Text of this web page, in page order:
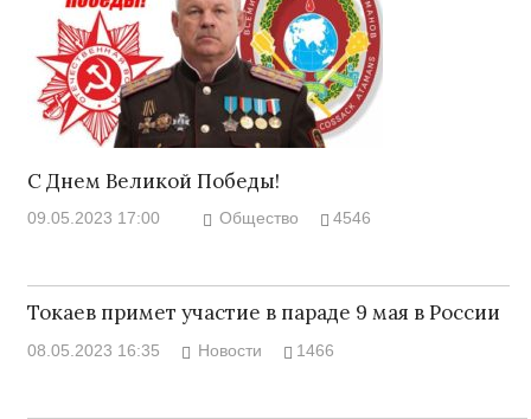
С Днем Великой Победы!
09.05.2023 17:00 Общество 4546
Токаев примет участие в параде 9 мая в России
08.05.2023 16:35 Новости 1466